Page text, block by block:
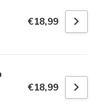
€18,99
€18,99